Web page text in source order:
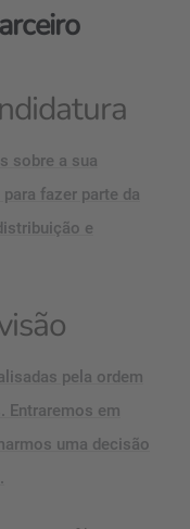
sobre a sua
fazer parte da
e
pela ordem
Entraremos em
uma decisão